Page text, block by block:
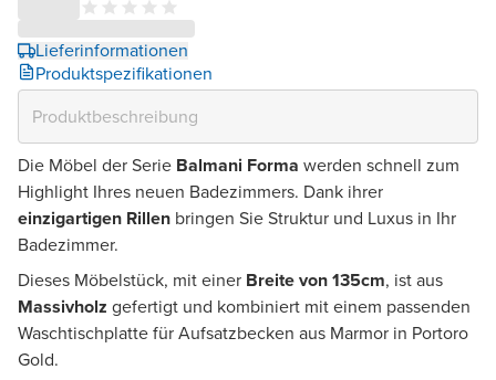
Lieferinformationen
Produktspezifikationen
Die Möbel der Serie Balmani Forma werden schnell zum
Highlight Ihres neuen Badezimmers. Dank ihrer
einzigartigen Rillen bringen Sie Struktur und Luxus in Ihr
Badezimmer.
Dieses Möbelstück, mit einer Breite von 135cm, ist aus
Massivholz gefertigt und kombiniert mit einem passenden
Waschtischplatte für Aufsatzbecken aus Marmor in Portoro
Gold.